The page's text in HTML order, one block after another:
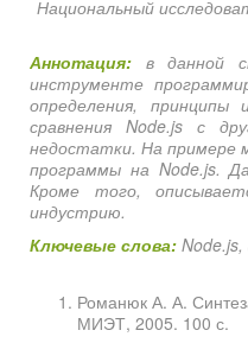
Национальный
Аннотация: в данной
инструменте
определения,
сравнения Node.js с
недостатки. На примере
программы на Node.js.
Кроме того,
индустрию.
Ключевые слова:
Романюк А. А.
МИЭТ, 2005. 100 с.